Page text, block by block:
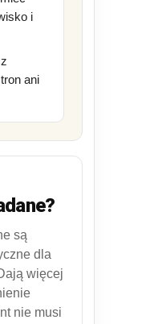
i
ani
są
dla
więcej
nie musi